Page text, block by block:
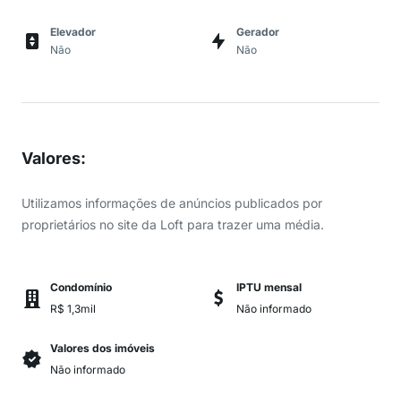
Elevador
Não
Gerador
Não
Valores:
Utilizamos informações de anúncios publicados por
proprietários no site da Loft para trazer uma média.
Condomínio
R$ 1,3mil
IPTU mensal
Não informado
Valores dos imóveis
Não informado